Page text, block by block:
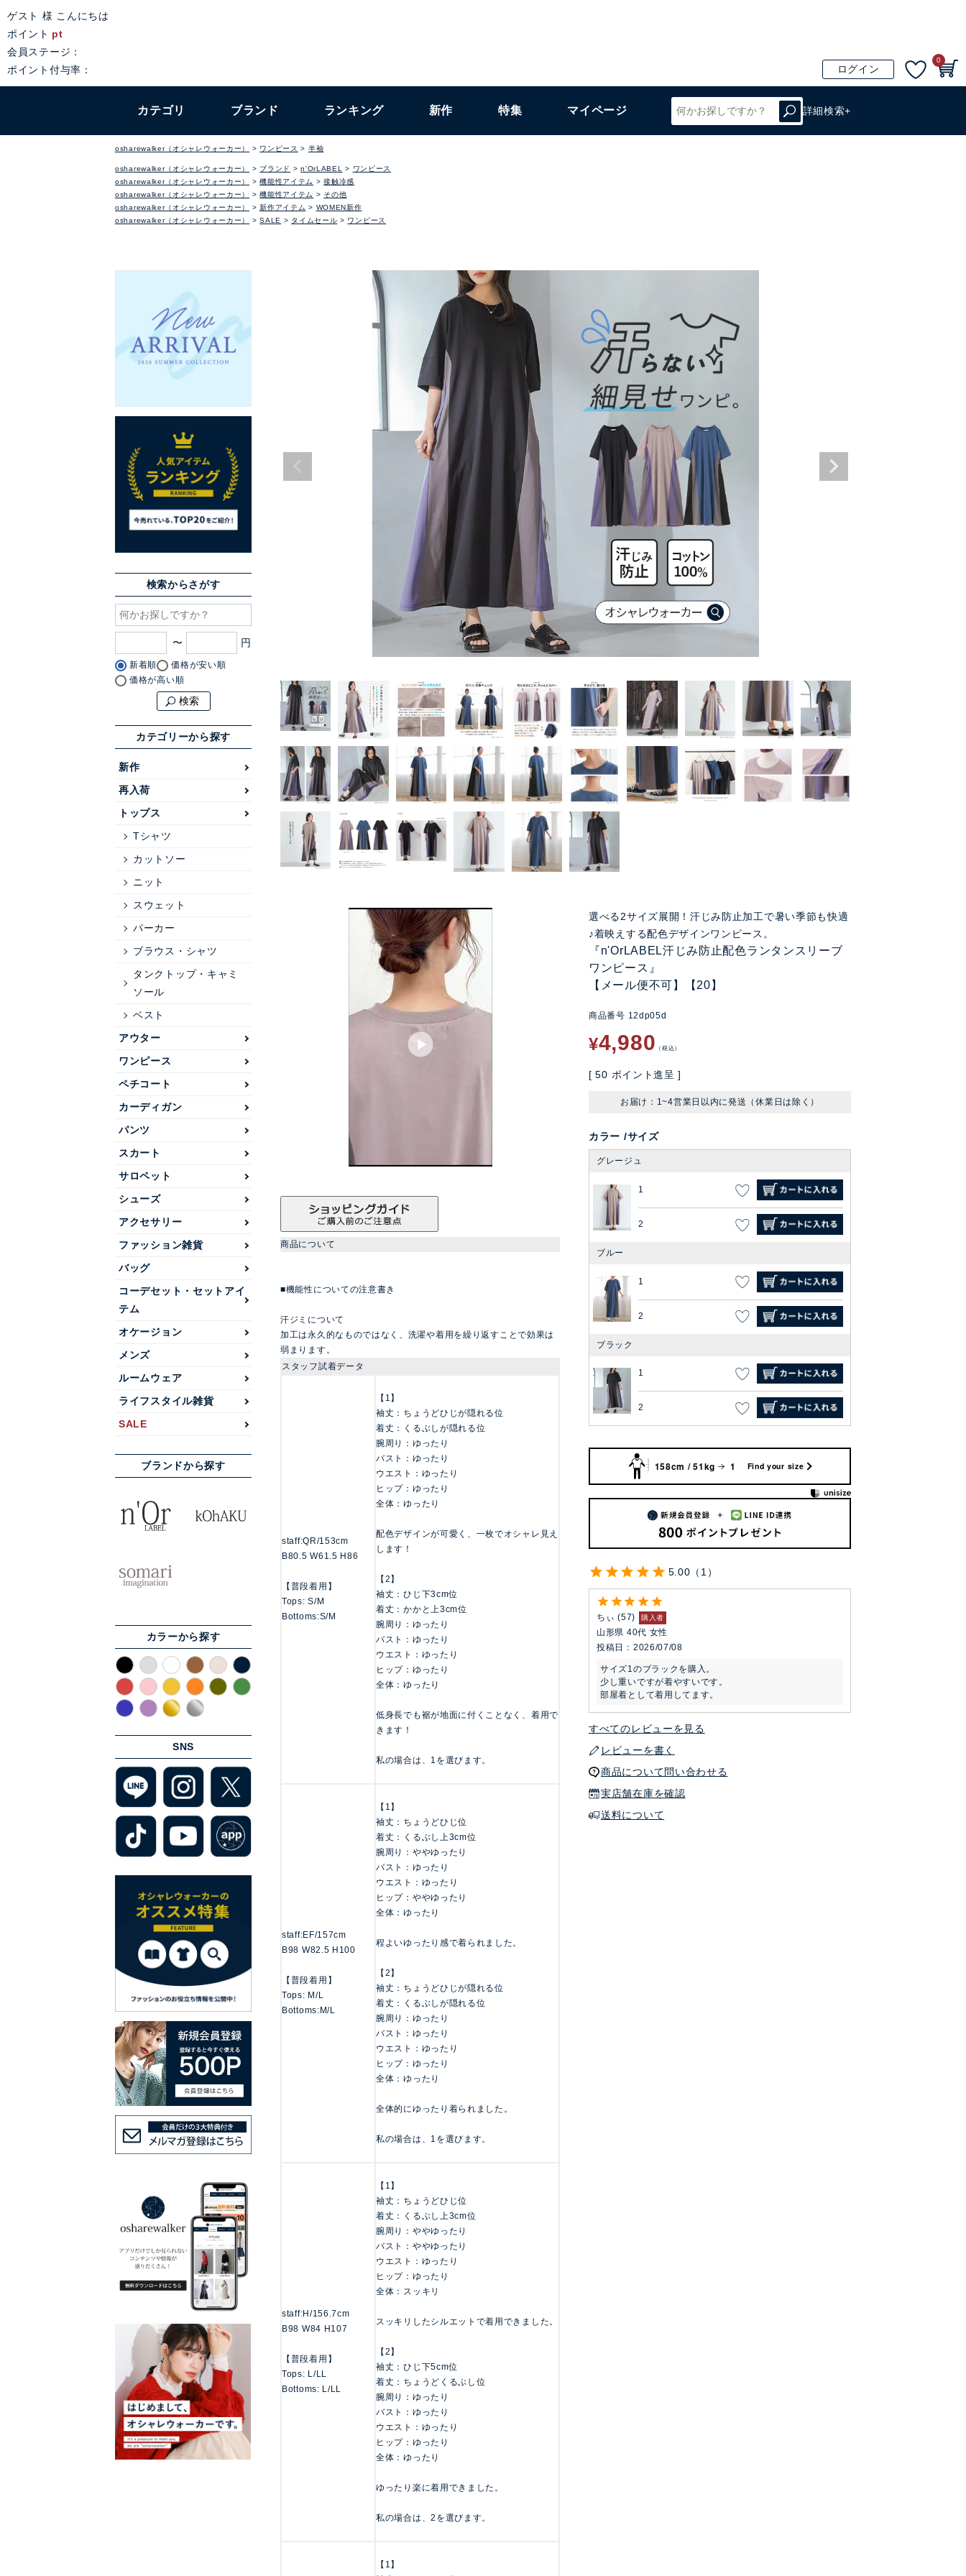
ゲスト 様 こんにちは
ポイント pt
会員ステージ：
ポイント付与率：
ログイン
0
カテゴリ ブランド ランキング 新作 特集 マイページ 詳細検索+
osharewalker（オシャレウォーカー） ワンピース 半袖
osharewalker（オシャレウォーカー） ブランド n'OrLABEL
ワンピース
osharewalker（オシャレウォーカー）
機能性アイテム
接触冷感
osharewalker（オシャレウォーカー）
機能性アイテム
その他
osharewalker（オシャレウォーカー）
新作アイテム
WOMEN新作
osharewalker（オシャレウォーカー）
SALE タイムセール ワンピース
検索からさがす
〜
新着順
価格が安い順
価格が高い順
検索
カテゴリーから探す
新作
再入荷
トップス
Tシャツ
カットソー
ニット
スウェット
パーカー
ブラウス・シャツ
タンクトップ・キャミ
ソール
ベスト
アウター
ワンピース
ペチコート
カーディガン
パンツ
スカート
サロペット
シューズ
アクセサリー
ファッション雑貨
バッグ
コーデセット・セットアイ
テム
オケージョン
メンズ
ルームウェア
ライフスタイル雑貨
SALE
ブランドから探す
カラーから探す
SNS
選べる2サイズ展開！汗じみ防止加工で暑い季節も快適
♪着映えする配色デザインワンピース。
『n'OrLABEL汗じみ防止配色ランタンスリーブ
ワンピース』
【メール便不可】【20】
商品番号 12dp05d
¥4,980 税込
[ 50 ポイント進呈 ]
お届け：1~4営業日以内に発送（休業日は除く）
カラー サイズ
グレージュ
1
2
ブルー
1
2
ブラック
1
2
158cm / 51kg 1 Find your size
5.00 1
ちぃ 57 購入者
山形県 40代 女性
投稿日
2026/07/08
サイズ1のブラックを購入。
少し重いですが着やすいです。
部屋着として着用してます。
すべてのレビューを見る
レビューを書く
商品について問い合わせる
実店舗在庫を確認
送料について
商品について
■機能性についての注意書き
汗ジミについて
加工は永久的なものではなく、洗濯や着用を繰り返すことで効果は
弱まります。
スタッフ試着データ
staff:QR/153cm
B80.5 W61.5 H86
【普段着用】
Tops: S/M
Bottoms:S/M
【1】
袖丈：ちょうどひじが隠れる位
着丈：くるぶしが隠れる位
腕周り：ゆったり
バスト：ゆったり
ウエスト：ゆったり
ヒップ：ゆったり
全体：ゆったり
配色デザインが可愛く、一枚でオシャレ見え
します！
【2】
袖丈：ひじ下3cm位
着丈：かかと上3cm位
腕周り：ゆったり
バスト：ゆったり
ウエスト：ゆったり
ヒップ：ゆったり
全体：ゆったり
低身長でも裾が地面に付くことなく、着用で
きます！
私の場合は、1を選びます。
staff:EF/157cm
B98 W82.5 H100
【普段着用】
Tops: M/L
Bottoms:M/L
【1】
袖丈：ちょうどひじ位
着丈：くるぶし上3cm位
腕周り：ややゆったり
バスト：ゆったり
ウエスト：ゆったり
ヒップ：ややゆったり
全体：ゆったり
程よいゆったり感で着られました。
【2】
袖丈：ちょうどひじが隠れる位
着丈：くるぶしが隠れる位
腕周り：ゆったり
バスト：ゆったり
ウエスト：ゆったり
ヒップ：ゆったり
全体：ゆったり
全体的にゆったり着られました。
私の場合は、1を選びます。
staff:H/156.7cm
B98 W84 H107
【普段着用】
Tops: L/LL
Bottoms: L/LL
【1】
袖丈：ちょうどひじ位
着丈：くるぶし上3cm位
腕周り：ややゆったり
バスト：ややゆったり
ウエスト：ゆったり
ヒップ：ゆったり
全体：スッキリ
スッキリしたシルエットで着用できました。
【2】
袖丈：ひじ下5cm位
着丈：ちょうどくるぶし位
腕周り：ゆったり
バスト：ゆったり
ウエスト：ゆったり
ヒップ：ゆったり
全体：ゆったり
ゆったり楽に着用できました。
私の場合は、2を選びます。
【1】